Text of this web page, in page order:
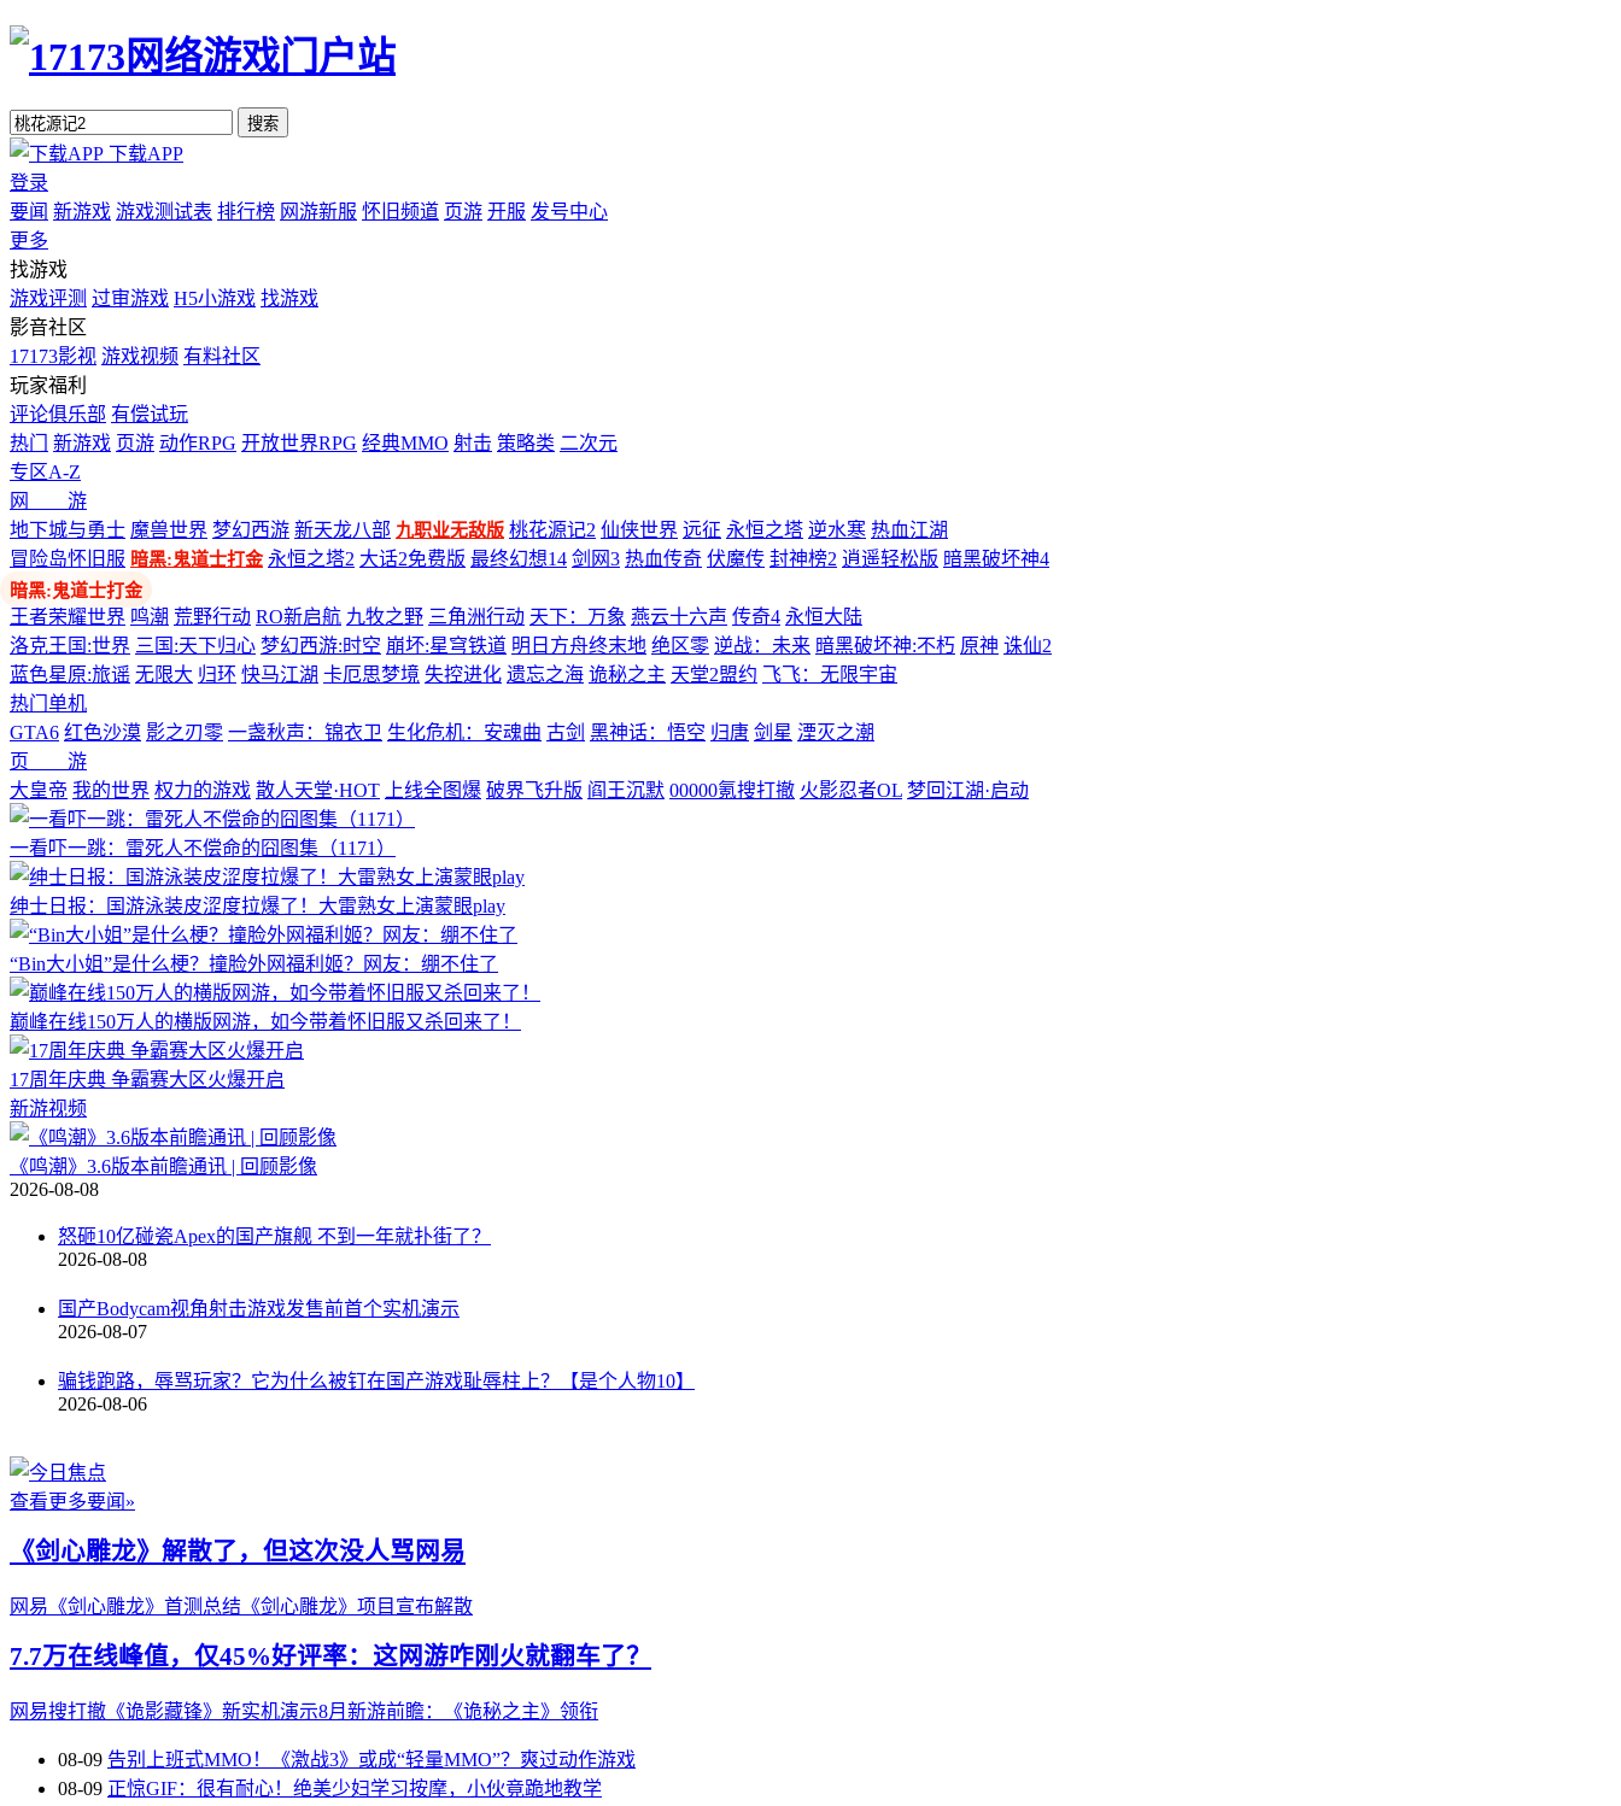
搜索
下载APP
登录
要闻 新游戏 游戏测试表 排行榜 网游新服 怀旧频道 页游 开服 发号中心
更多
找游戏
游戏评测 过审游戏 H5小游戏 找游戏
影音社区
17173影视 游戏视频 有料社区
玩家福利
评论俱乐部 有偿试玩
热门
新游戏 页游 动作RPG 开放世界RPG 经典MMO 射击 策略类 二次元
专区A-Z
网 游
地下城与勇士 魔兽世界 梦幻西游 新天龙八部 九职业无敌版 桃花源记2 仙侠世界 远征 永恒之塔 逆水寒 热血江湖
冒险岛怀旧服 暗黑:鬼道士打金 永恒之塔2 大话2免费版 最终幻想14 剑网3 热血传奇 伏魔传 封神榜2 逍遥轻松版 暗黑破坏神4
多端游戏
王者荣耀世界 鸣潮 荒野行动 RO新启航 九牧之野 三角洲行动 天下：万象 燕云十六声 传奇4 永恒大陆
洛克王国:世界 三国:天下归心 梦幻西游:时空 崩坏:星穹铁道 明日方舟终末地 绝区零 逆战：未来 暗黑破坏神:不朽 原神 诛仙2
蓝色星原:旅谣 无限大 归环 快马江湖 卡厄思梦境 失控进化 遗忘之海 诡秘之主 天堂2盟约 飞飞：无限宇宙
热门单机
GTA6 红色沙漠 影之刃零 一盏秋声：锦衣卫 生化危机：安魂曲 古剑 黑神话：悟空 归唐 剑星 湮灭之潮
页 游
大皇帝 我的世界 权力的游戏 散人天堂·HOT 上线全图爆 破界飞升版 阎王沉默 00000氪搜打撤 火影忍者OL 梦回江湖·启动
一看吓一跳：雷死人不偿命的囧图集（1171）
绅士日报：国游泳装皮涩度拉爆了！大雷熟女上演蒙眼play
“Bin大小姐”是什么梗？撞脸外网福利姬？网友：绷不住了
巅峰在线150万人的横版网游，如今带着怀旧服又杀回来了！
17周年庆典 争霸赛大区火爆开启
新游视频
《鸣潮》3.6版本前瞻通讯 | 回顾影像
2026-08-08
怒砸10亿碰瓷Apex的国产旗舰 不到一年就扑街了？
2026-08-08
国产Bodycam视角射击游戏发售前首个实机演示
2026-08-07
骗钱跑路，辱骂玩家？它为什么被钉在国产游戏耻辱柱上？【是个人物10】
2026-08-06
查看更多要闻»
《剑心雕龙》解散了，但这次没人骂网易
网易《剑心雕龙》首测总结 《剑心雕龙》项目宣布解散
7.7万在线峰值，仅45%好评率：这网游咋刚火就翻车了？
网易搜打撤《诡影藏锋》新实机演示8月新游前瞻：《诡秘之主》领衔
08-09 告别上班式MMO！《激战3》或成“轻量MMO”？爽过动作游戏
08-09 正惊GIF：很有耐心！绝美少妇学习按摩，小伙竟跪地教学